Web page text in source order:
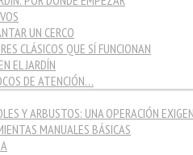
UN CERCO
CLÁSICOS QUE SÍ FUNCIONAN
EL JARDÍN
DE ATENCIÓN…
Y ARBUSTOS: UNA OPERACIÓN
MANUALES BÁSICAS